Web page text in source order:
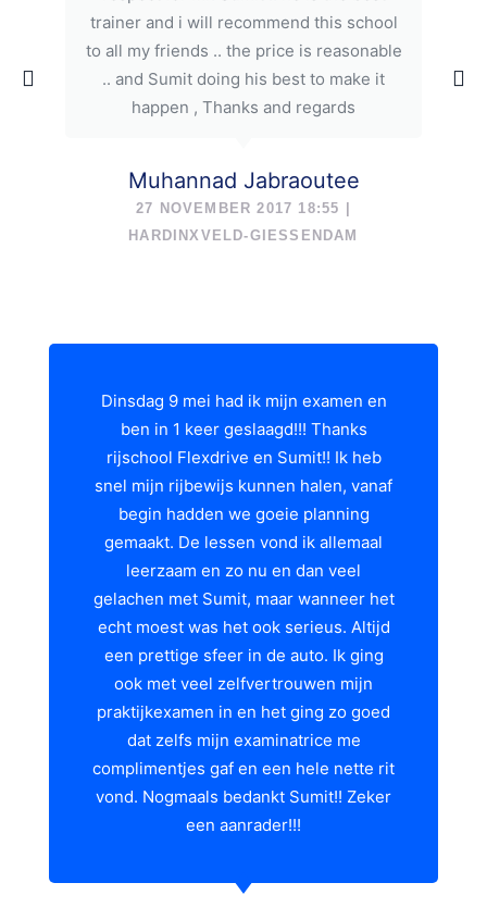
trainer and i will recommend this school
to all my friends .. the price is reasonable
.. and Sumit doing his best to make it
happen , Thanks and regards
Muhannad Jabraoutee
27 NOVEMBER 2017 18:55 |
HARDINXVELD-GIESSENDAM
Dinsdag 9 mei had ik mijn examen en
ben in 1 keer geslaagd!!! Thanks
rijschool Flexdrive en Sumit!! Ik heb
snel mijn rijbewijs kunnen halen, vanaf
begin hadden we goeie planning
gemaakt. De lessen vond ik allemaal
leerzaam en zo nu en dan veel
gelachen met Sumit, maar wanneer het
echt moest was het ook serieus. Altijd
een prettige sfeer in de auto. Ik ging
ook met veel zelfvertrouwen mijn
praktijkexamen in en het ging zo goed
dat zelfs mijn examinatrice me
complimentjes gaf en een hele nette rit
vond. Nogmaals bedankt Sumit!! Zeker
een aanrader!!!